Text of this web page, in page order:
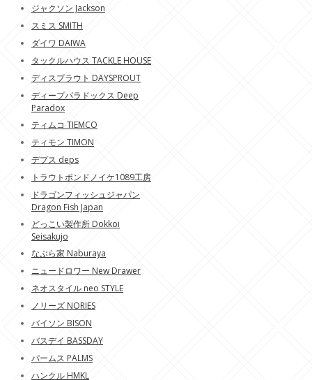
ジャクソン Jackson
スミス SMITH
ダイワ DAIWA
タックルハウス TACKLE HOUSE
ディスプラウト DAYSPROUT
ディープパラドックス Deep
Paradox
ティムコ TIEMCO
ティモン TIMON
デプス deps
トラウトポンドノイケ1089工房
ドラゴンフィッシュジャパン
Dragon Fish Japan
どっこい製作所 Dokkoi
Seisakujo
なぶら家 Naburaya
ニュードロワー New Drawer
ネオスタイル neo STYLE
ノリーズ NORIES
バイソン BISON
バスデイ BASSDAY
パームス PALMS
ハンクル HMKL